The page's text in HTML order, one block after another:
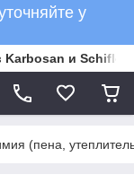
у
и Schifler
(пена,